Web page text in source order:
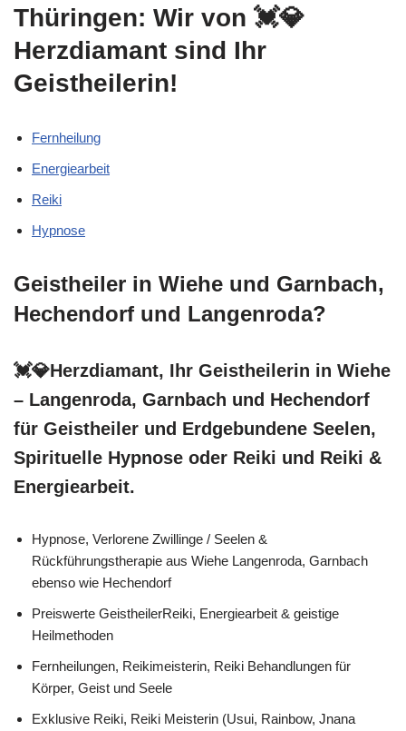
Thüringen: Wir von 💓️💎
Herzdiamant sind Ihr
Geistheilerin!
Fernheilung
Energiearbeit
Reiki
Hypnose
Geistheiler in Wiehe und Garnbach,
Hechendorf und Langenroda?
💓️💎Herzdiamant, Ihr Geistheilerin in Wiehe
– Langenroda, Garnbach und Hechendorf
für Geistheiler und Erdgebundene Seelen,
Spirituelle Hypnose oder Reiki und Reiki &
Energiearbeit.
Hypnose, Verlorene Zwillinge / Seelen &
Rückführungstherapie aus Wiehe Langenroda, Garnbach
ebenso wie Hechendorf
Preiswerte GeistheilerReiki, Energiearbeit & geistige
Heilmethoden
Fernheilungen, Reikimeisterin, Reiki Behandlungen für
Körper, Geist und Seele
Exklusive Reiki, Reiki Meisterin (Usui, Rainbow, Jnana